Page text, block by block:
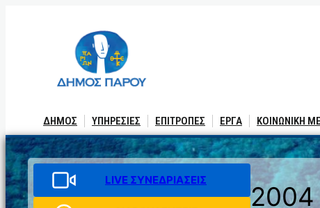
ΔΗΜΟΣ ΥΠΗΡΕΣΙΕΣ ΕΠΙΤΡΟΠΕΣ ΕΡΓΑ ΚΟΙΝΩΝΙΚΗ
LIVE ΣΥΝΕΔΡΙΑΣΕΙΣ
2004